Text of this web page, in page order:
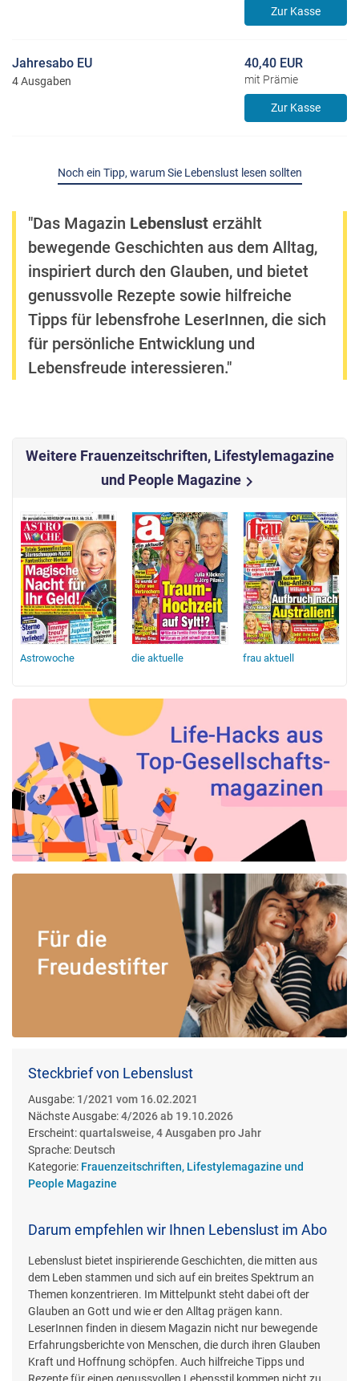
Zur Kasse
Jahresabo EU
4 Ausgaben
40,40 EUR
mit Prämie
Zur Kasse
Noch ein Tipp, warum Sie Lebenslust lesen sollten
"Das Magazin Lebenslust erzählt
bewegende Geschichten aus dem Alltag,
inspiriert durch den Glauben, und bietet
genussvolle Rezepte sowie hilfreiche
Tipps für lebensfrohe LeserInnen, die sich
für persönliche Entwicklung und
Lebensfreude interessieren."
Weitere Frauenzeitschriften, Lifestylemagazine
und People Magazinechevron_right
Astrowoche die aktuelle frau aktuell
Steckbrief von Lebenslust
Ausgabe: 1/2021 vom 16.02.2021
Nächste Ausgabe:4/2026 ab 19.10.2026
Erscheint:quartalsweise, 4 Ausgaben pro Jahr
Sprache: Deutsch
Kategorie: Frauenzeitschriften, Lifestylemagazine und
People Magazine
Darum empfehlen wir Ihnen Lebenslust im Abo
Lebenslust bietet inspirierende Geschichten, die mitten aus
dem Leben stammen und sich auf ein breites Spektrum an
Themen konzentrieren. Im Mittelpunkt steht dabei oft der
Glauben an Gott und wie er den Alltag prägen kann.
LeserInnen finden in diesem Magazin nicht nur bewegende
Erfahrungsberichte von Menschen, die durch ihren Glauben
Kraft und Hoffnung schöpfen. Auch hilfreiche Tipps und